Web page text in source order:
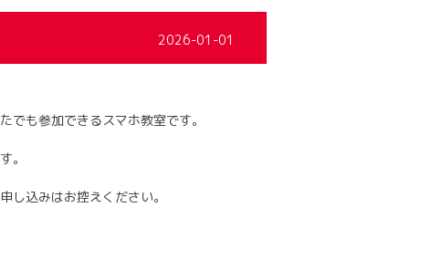
2026-01-01
でも参加できるスマホ教室です。
。
込みはお控えください。